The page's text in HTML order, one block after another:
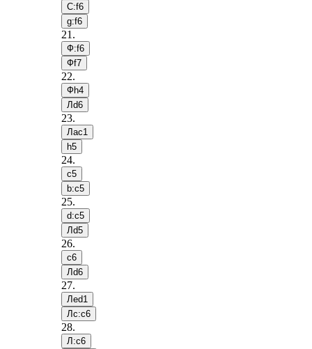
С:f6
g:f6
21 .
Ф:f6
Фf7
22.
Фh4
Лd6
23.
Лac1
h5
24.
c5
b:c5
25.
d:c5
Лd5
26.
c6
Лd6
27.
Лed1
Лc:c6
28.
Л:c6